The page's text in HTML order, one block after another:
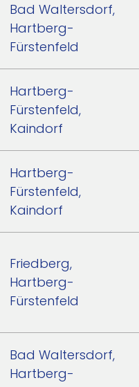
Bad Waltersdorf,
Hartberg-
Fürstenfeld
Hartberg-
Fürstenfeld,
Kaindorf
Hartberg-
Fürstenfeld,
Kaindorf
Friedberg,
Hartberg-
Fürstenfeld
Bad Waltersdorf,
Hartberg-